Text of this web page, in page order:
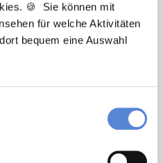
🍪 Sie können mit
für welche Aktivitäten
bequem eine Auswahl
Stellenanzeigen oder
beim Ausfüllen Ihres
Sie mich einfach, ich